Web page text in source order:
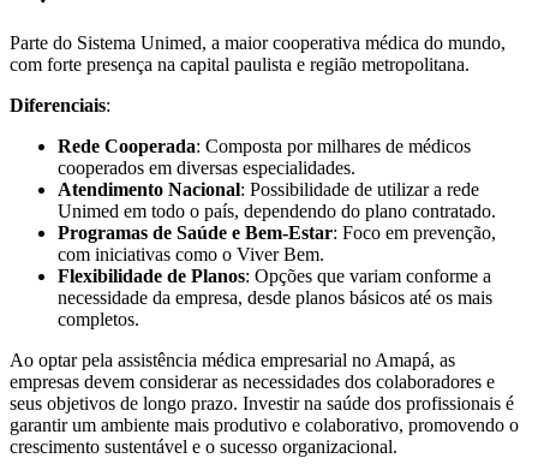
Parte do Sistema Unimed, a maior cooperativa médica do mundo,
com forte presença na capital paulista e região metropolitana.
Diferenciais:
Rede Cooperada: Composta por milhares de médicos
cooperados em diversas especialidades.
Atendimento Nacional: Possibilidade de utilizar a rede
Unimed em todo o país, dependendo do plano contratado.
Programas de Saúde e Bem-Estar: Foco em prevenção,
com iniciativas como o Viver Bem.
Flexibilidade de Planos: Opções que variam conforme a
necessidade da empresa, desde planos básicos até os mais
completos.
Ao optar pela assistência médica empresarial no Amapá, as
empresas devem considerar as necessidades dos colaboradores e
seus objetivos de longo prazo. Investir na saúde dos profissionais é
garantir um ambiente mais produtivo e colaborativo, promovendo o
crescimento sustentável e o sucesso organizacional.